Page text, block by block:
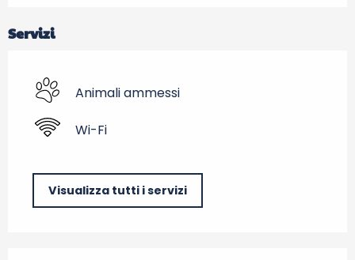
Servizi
Animali ammessi
Wi-Fi
Visualizza tutti i servizi